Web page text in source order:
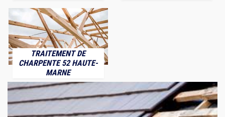
TRAITEMENT DE
CHARPENTE 52 HAUTE-
MARNE